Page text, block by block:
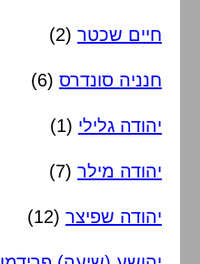
חיים שכטר (2)
חנניה סונדרס (6)
יהודה גלילי (1)
יהודה מילר (7)
יהודה שפיצר (12)